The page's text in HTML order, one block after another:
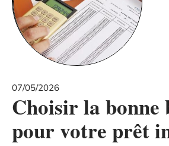
07/05/2026
Choisir la bonne
pour votre prêt